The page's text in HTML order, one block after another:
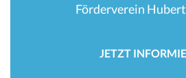
Förderverein
JETZT